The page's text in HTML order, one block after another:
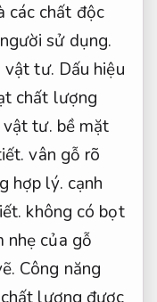
các chất độc
sử dụng.
vật tư. Dấu hiệu
chất lượng
tư. bề mặt
vân gỗ rõ
hợp lý. cạnh
không có bọt
nhẹ của gỗ
Công năng